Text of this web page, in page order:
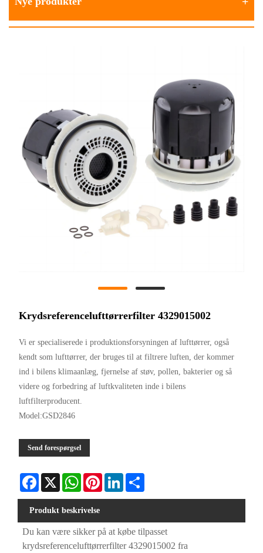
Krydsreferencelufttørrerfilter 4329015002
Vi er specialiserede i produktionsforsyningen af ​​lufttørrer, også
kendt som lufttørrer, der bruges til at filtrere luften, der kommer
ind i bilens klimaanlæg, fjernelse af støv, pollen, bakterier og så
videre og forbedring af luftkvaliteten inde i bilens
luftfilterproducent.
Model:GSD2846
Send forespørgsel
Facebook
X WhatsAppPinterestLinkedIn
Produkt beskrivelse
Du kan være sikker på at købe tilpasset
krydsreferencelufttørrerfilter 4329015002 fra